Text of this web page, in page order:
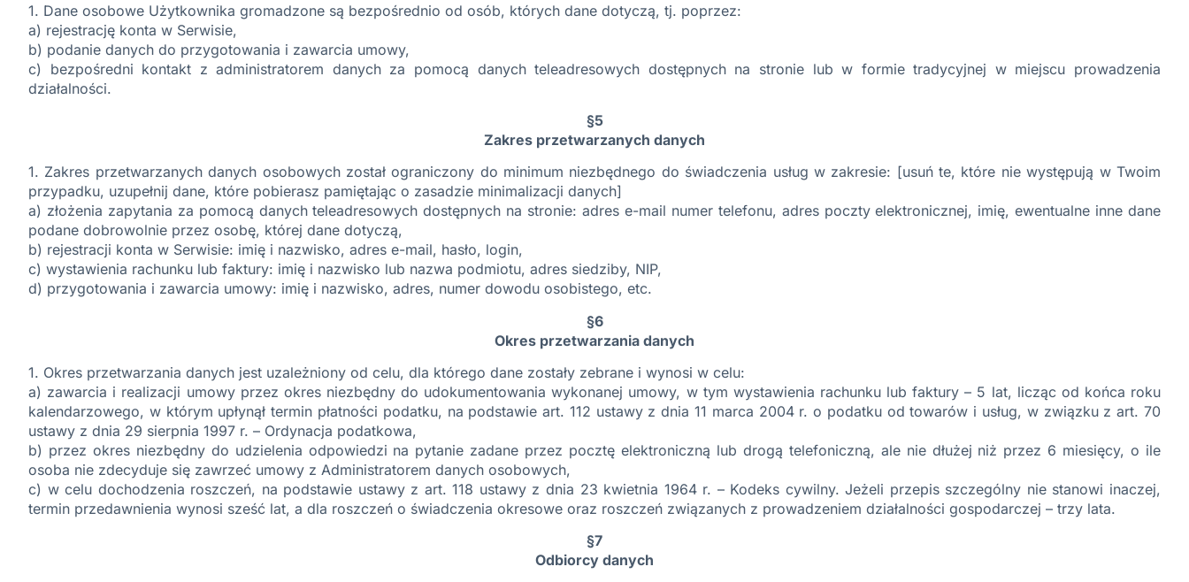
1. Dane osobowe Użytkownika gromadzone są bezpośrednio od osób, których dane dotyczą, tj. poprzez:
a) rejestrację konta w Serwisie,
b) podanie danych do przygotowania i zawarcia umowy,
c) bezpośredni kontakt z administratorem danych za pomocą danych teleadresowych dostępnych na stronie lub w formie tradycyjnej w miejscu prowadzenia
działalności.
§5
Zakres przetwarzanych danych
1. Zakres przetwarzanych danych osobowych został ograniczony do minimum niezbędnego do świadczenia usług w zakresie: [usuń te, które nie występują w Twoim
przypadku, uzupełnij dane, które pobierasz pamiętając o zasadzie minimalizacji danych]
a) złożenia zapytania za pomocą danych teleadresowych dostępnych na stronie: adres e-mail numer telefonu, adres poczty elektronicznej, imię, ewentualne inne dane
podane dobrowolnie przez osobę, której dane dotyczą,
b) rejestracji konta w Serwisie: imię i nazwisko, adres e-mail, hasło, login,
c) wystawienia rachunku lub faktury: imię i nazwisko lub nazwa podmiotu, adres siedziby, NIP,
d) przygotowania i zawarcia umowy: imię i nazwisko, adres, numer dowodu osobistego, etc.
§6
Okres przetwarzania danych
1. Okres przetwarzania danych jest uzależniony od celu, dla którego dane zostały zebrane i wynosi w celu:
a) zawarcia i realizacji umowy przez okres niezbędny do udokumentowania wykonanej umowy, w tym wystawienia rachunku lub faktury – 5 lat, licząc od końca roku
kalendarzowego, w którym upłynął termin płatności podatku, na podstawie art. 112 ustawy z dnia 11 marca 2004 r. o podatku od towarów i usług, w związku z art. 70
ustawy z dnia 29 sierpnia 1997 r. – Ordynacja podatkowa,
b) przez okres niezbędny do udzielenia odpowiedzi na pytanie zadane przez pocztę elektroniczną lub drogą telefoniczną, ale nie dłużej niż przez 6 miesięcy, o ile
osoba nie zdecyduje się zawrzeć umowy z Administratorem danych osobowych,
c) w celu dochodzenia roszczeń, na podstawie ustawy z art. 118 ustawy z dnia 23 kwietnia 1964 r. – Kodeks cywilny. Jeżeli przepis szczególny nie stanowi inaczej,
termin przedawnienia wynosi sześć lat, a dla roszczeń o świadczenia okresowe oraz roszczeń związanych z prowadzeniem działalności gospodarczej – trzy lata.
§7
Odbiorcy danych